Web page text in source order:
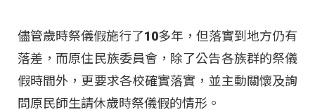
儘管歲時祭儀假施行了10多年，但落實到地方仍有
落差，而原住民族委員會，除了公告各族群的祭儀
假時間外，更要求各校確實落實，並主動關懷及詢
問原民師生請休歲時祭儀假的情形。